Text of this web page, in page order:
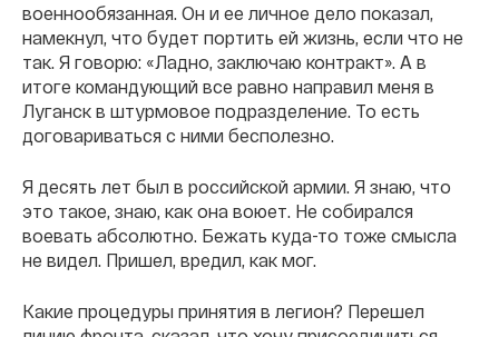
военнообязанная. Он и ее личное дело показал,
намекнул, что будет портить ей жизнь, если что не
так. Я говорю: «Ладно, заключаю контракт». А в
итоге командующий все равно направил меня в
Луганск в штурмовое подразделение. То есть
договариваться с ними бесполезно.
Я десять лет был в российской армии. Я знаю, что
это такое, знаю, как она воюет. Не собирался
воевать абсолютно. Бежать куда-то тоже смысла
не видел. Пришел, вредил, как мог.
Какие процедуры принятия в легион? Перешел